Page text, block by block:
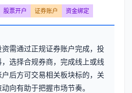
股票开户 证券账户 资金绑定
需通过正规证券账户完成，投
选择合规券商，完成线上或线
后方可交易相关板块标的，关
向有助于把握市场节奏。